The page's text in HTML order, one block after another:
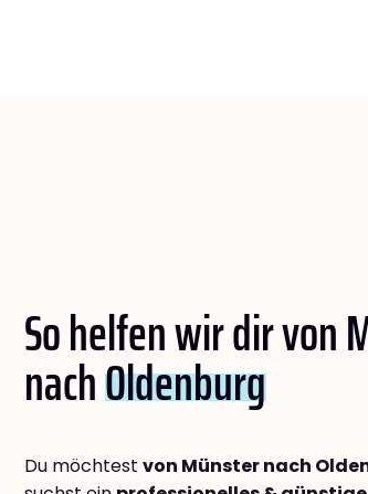
So helfen wir dir von
nachOldenburg
Du möchtest von Münster nach